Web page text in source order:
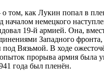
о том, как Лукин попал в
началом немецкого
19-й армией. Она,
Западного фронта,
Вязьмой. В ходе
прорыва армия была
года был пленён.